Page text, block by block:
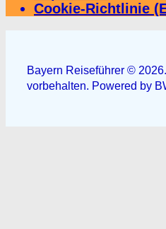
Cookie-Richtlinie
Bayern Reiseführer ©
vorbehalten. Powered by